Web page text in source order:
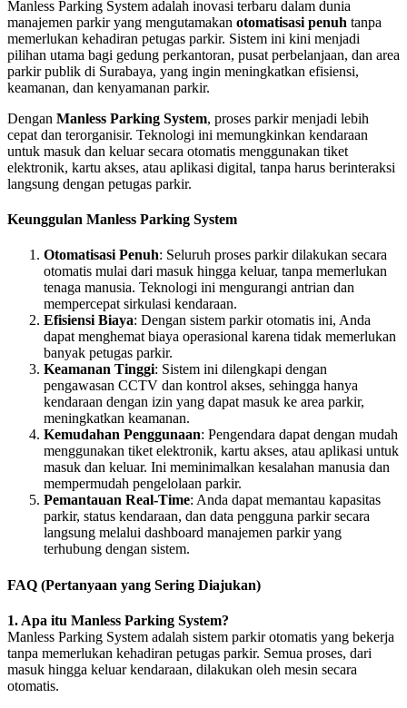
Manless Parking System adalah inovasi terbaru dalam dunia
manajemen parkir yang mengutamakan otomatisasi penuh tanpa
memerlukan kehadiran petugas parkir. Sistem ini kini menjadi
pilihan utama bagi gedung perkantoran, pusat perbelanjaan, dan area
parkir publik di Surabaya, yang ingin meningkatkan efisiensi,
keamanan, dan kenyamanan parkir.
Dengan Manless Parking System, proses parkir menjadi lebih
cepat dan terorganisir. Teknologi ini memungkinkan kendaraan
untuk masuk dan keluar secara otomatis menggunakan tiket
elektronik, kartu akses, atau aplikasi digital, tanpa harus berinteraksi
langsung dengan petugas parkir.
Keunggulan Manless Parking System
Otomatisasi Penuh: Seluruh proses parkir dilakukan secara
otomatis mulai dari masuk hingga keluar, tanpa memerlukan
tenaga manusia. Teknologi ini mengurangi antrian dan
mempercepat sirkulasi kendaraan.
Efisiensi Biaya: Dengan sistem parkir otomatis ini, Anda
dapat menghemat biaya operasional karena tidak memerlukan
banyak petugas parkir.
Keamanan Tinggi: Sistem ini dilengkapi dengan
pengawasan CCTV dan kontrol akses, sehingga hanya
kendaraan dengan izin yang dapat masuk ke area parkir,
meningkatkan keamanan.
Kemudahan Penggunaan: Pengendara dapat dengan mudah
menggunakan tiket elektronik, kartu akses, atau aplikasi untuk
masuk dan keluar. Ini meminimalkan kesalahan manusia dan
mempermudah pengelolaan parkir.
Pemantauan Real-Time: Anda dapat memantau kapasitas
parkir, status kendaraan, dan data pengguna parkir secara
langsung melalui dashboard manajemen parkir yang
terhubung dengan sistem.
FAQ (Pertanyaan yang Sering Diajukan)
1. Apa itu Manless Parking System?
Manless Parking System adalah sistem parkir otomatis yang bekerja
tanpa memerlukan kehadiran petugas parkir. Semua proses, dari
masuk hingga keluar kendaraan, dilakukan oleh mesin secara
otomatis.